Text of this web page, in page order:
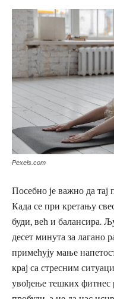
Pexels.com
Посебно је важно да тај
Када се при кретању
буди, већ и балансира.
десет минута за лагано
примећују мање
крај са стресним
увођење тешких фитнес